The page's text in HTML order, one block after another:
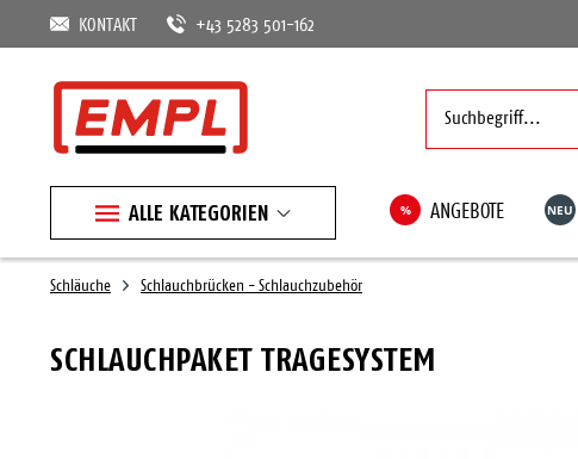
KONTAKT +43 5283 501-162
ALLE KATEGORIEN % ANGEBOTE NEU
Schläuche Schlauchbrücken - Schlauchzubehör
SCHLAUCHPAKET TRAGESYSTEM